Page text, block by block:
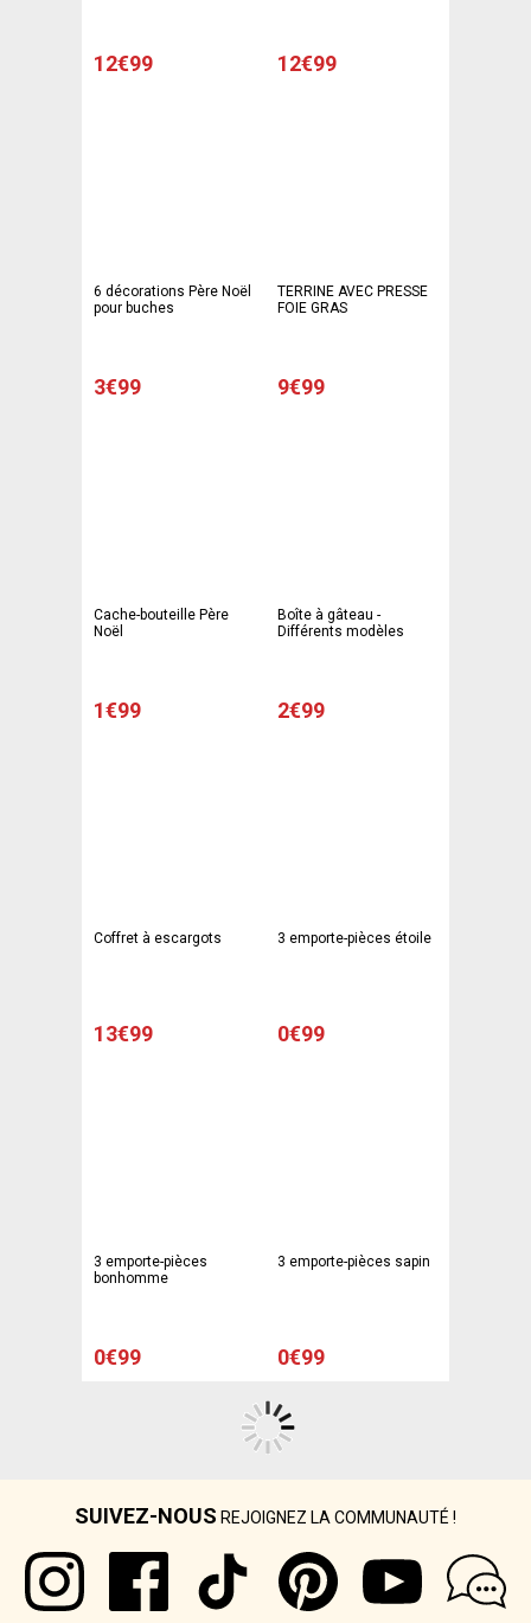
12€99 12€99
6 décorations Père Noël
pour buches
3€99
TERRINE AVEC PRESSE
FOIE GRAS
9€99
Cache-bouteille Père
Noël
1€99
Boîte à gâteau -
Différents modèles
2€99
Coffret à escargots
13€99
3 emporte-pièces étoile
0€99
3 emporte-pièces
bonhomme
0€99
3 emporte-pièces sapin
0€99
SUIVEZ-NOUS REJOIGNEZ LA COMMUNAUTÉ !